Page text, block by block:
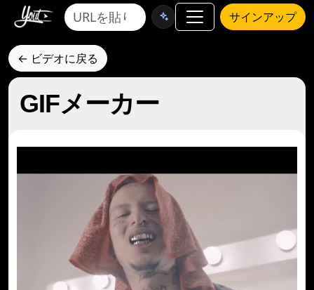
サインアップ
← ビデオに戻る
GIFメーカー